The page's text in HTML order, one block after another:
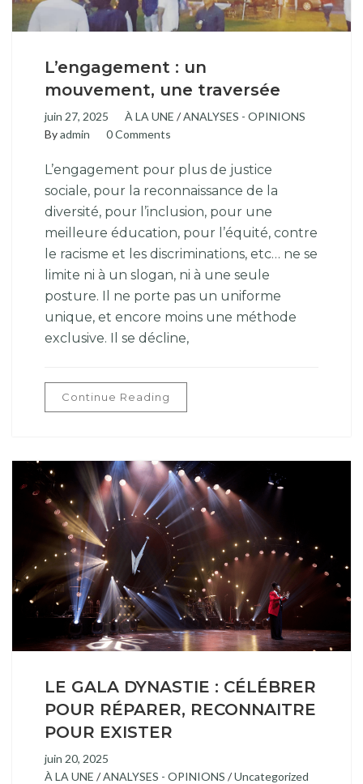
L’engagement : un
mouvement, une traversée
juin 27, 2025 À LA UNE /ANALYSES - OPINIONS
Byadmin 0 Comments
L’engagement pour plus de justice
sociale, pour la reconnaissance de la
diversité, pour l’inclusion, pour une
meilleure éducation, pour l’équité, contre
le racisme et les discriminations, etc… ne se
limite ni à un slogan, ni à une seule
posture. Il ne porte pas un uniforme
unique, et encore moins une méthode
exclusive. Il se décline,
Continue Reading
LE GALA DYNASTIE : CÉLÉBRER
POUR RÉPARER, RECONNAITRE
POUR EXISTER
juin 20, 2025
À LA UNE /ANALYSES - OPINIONS /Uncategorized